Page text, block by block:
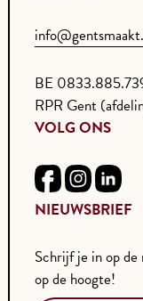
BE
RPR Gent
VOLG ONS
NIEUWSBRIEF
Schrijf je in op
op de hoogte!